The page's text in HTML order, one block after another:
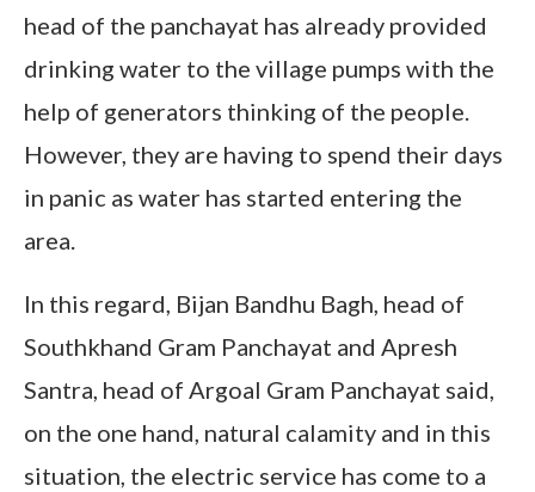
head of the panchayat has already provided
drinking water to the village pumps with the
help of generators thinking of the people.
However, they are having to spend their days
in panic as water has started entering the
area.
In this regard, Bijan Bandhu Bagh, head of
Southkhand Gram Panchayat and Apresh
Santra, head of Argoal Gram Panchayat said,
on the one hand, natural calamity and in this
situation, the electric service has come to a